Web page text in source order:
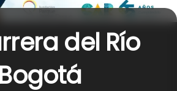
del Río
Bogotá